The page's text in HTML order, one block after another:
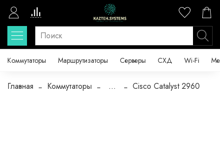
Коммутаторы Маршрутизаторы Серверы СХД Wi-Fi
Главная Коммутаторы ... Cisco Catalyst 2960